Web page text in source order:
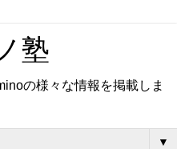
塾
の様々な情報を掲載しま
▼